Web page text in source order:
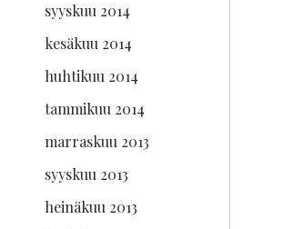
syyskuu 2014
kesäkuu 2014
huhtikuu 2014
tammikuu 2014
marraskuu 2013
syyskuu 2013
heinäkuu 2013